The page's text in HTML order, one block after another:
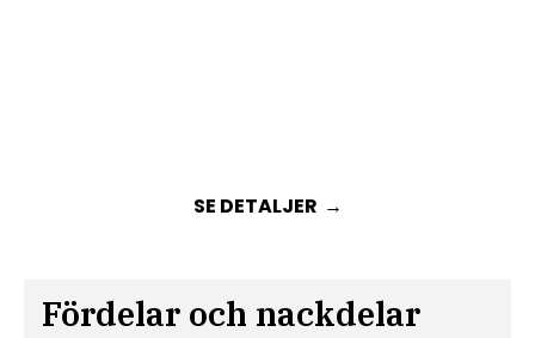
Fördelar och nackdelar
SE DETALJER